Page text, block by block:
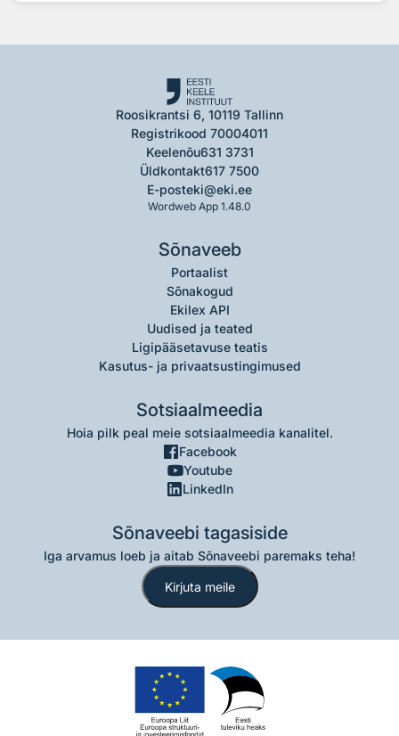
Roosikrantsi 6, 10119 Tallinn
Registrikood 70004011
Keelenõu631 3731
Üldkontakt617 7500
E-posteki@eki.ee
Wordweb App 1.48.0
Sõnaveeb
Portaalist
Sõnakogud
Ekilex API
Uudised ja teated
Ligipääsetavuse teatis
Kasutus- ja privaatsustingimused
Sotsiaalmeedia
Hoia pilk peal meie sotsiaalmeedia kanalitel.
Facebook
Youtube
LinkedIn
Sõnaveebi tagasiside
Iga arvamus loeb ja aitab Sõnaveebi paremaks teha!
Kirjuta meile